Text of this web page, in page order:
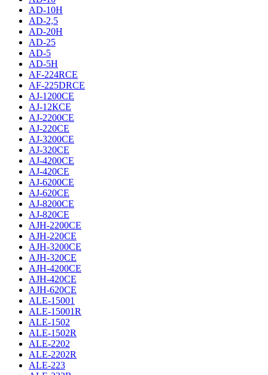
AD-10H
AD-2,5
AD-20H
AD-25
AD-5
AD-5H
AF-224RCE
AF-225DRCE
AJ-1200CE
AJ-12КCE
AJ-2200CE
AJ-220CE
AJ-3200CE
AJ-320CE
AJ-4200CE
AJ-420CE
AJ-6200CE
AJ-620CE
AJ-8200CE
AJ-820CE
AJH-2200CE
AJH-220CE
AJH-3200CE
AJH-320CE
AJH-4200CE
AJH-420CE
AJH-620CE
ALE-15001
ALE-15001R
ALE-1502
ALE-1502R
ALE-2202
ALE-2202R
ALE-223